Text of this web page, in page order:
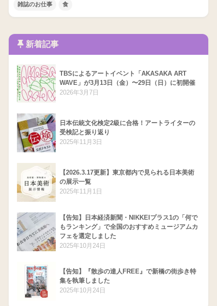
雑誌のお仕事 食
新着記事
TBSによるアートイベント「AKASAKA ART
WAVE」が3月13日（金）〜29日（日）に初開催
2026年3月7日
日本伝統文化検定2級に合格！アートライターの
受検記と振り返り
2025年11月3日
【2026.3.17更新】東京都内で見られる日本美術
の展示一覧
2025年11月1日
【告知】日本経済新聞・NIKKEIプラス1の「何で
もランキング」で全国のおすすめミュージアムカ
フェを選定しました
2025年10月24日
【告知】『散歩の達人FREE』で新橋の街歩き特
集を執筆しました
2025年10月24日